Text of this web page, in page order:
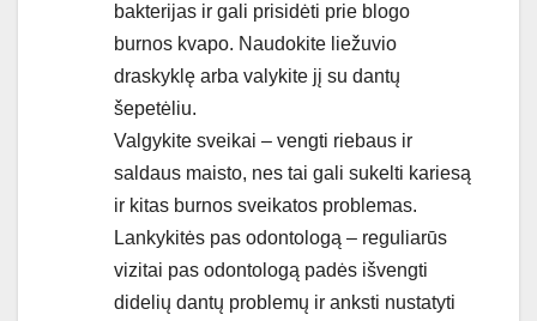
bakterijas ir gali prisidėti prie blogo
burnos kvapo. Naudokite liežuvio
draskyklę arba valykite jį su dantų
šepetėliu.
Valgykite sveikai – vengti riebaus ir
saldaus maisto, nes tai gali sukelti kariesą
ir kitas burnos sveikatos problemas.
Lankykitės pas odontologą – reguliarūs
vizitai pas odontologą padės išvengti
didelių dantų problemų ir anksti nustatyti